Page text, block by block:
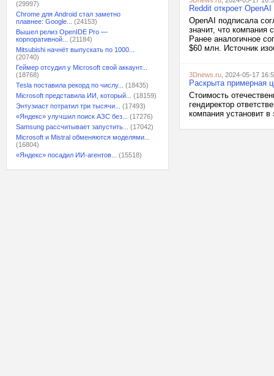
(29997)
Chrome для Android стал заметно
плавнее: Google...
(24153)
Вышел релиз OpenIDE Pro —
корпоративной...
(21184)
Mitsubishi начнёт выпускать по 1000...
(20740)
Геймер отсудил у Microsoft свой аккаунт...
(18768)
Tesla поставила рекорд по числу...
(18435)
Microsoft представила ИИ, который...
(18159)
Энтузиаст потратил три тысячи...
(17493)
«Яндекс» улучшил поиск АЗС без...
(17276)
Samsung рассчитывает запустить...
(17042)
Microsoft и Mistral обменяются моделями...
(16804)
«Яндекс» посадил ИИ-агентов...
(15518)
Reddit откроет
OpenAI подписала
значит, что компания
Ранее аналогичное
$60 млн. Источник
3Dnews.ru , 2024-05-17
Раскрыта примерная
Стоимость
гендиректор
компания установит